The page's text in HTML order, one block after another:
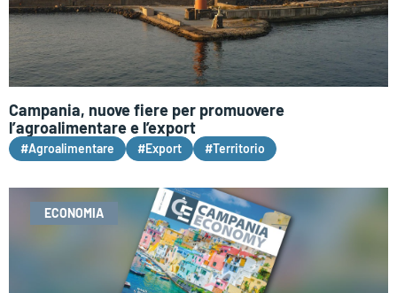
Campania, nuove fiere per promuovere
l’agroalimentare e l’export
#Agroalimentare #Export #Territorio
ECONOMIA